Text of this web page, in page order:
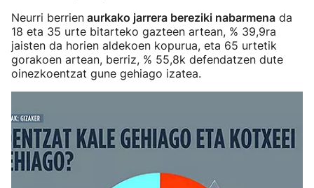
Neurri berrien aurkako jarrera bereziki nabarmena da
18 eta 35 urte bitarteko gazteen artean, % 39,9ra
jaisten da horien aldekoen kopurua, eta 65 urtetik
gorakoen artean, berriz, % 55,8k defendatzen dute
oinezkoentzat gune gehiago izatea.